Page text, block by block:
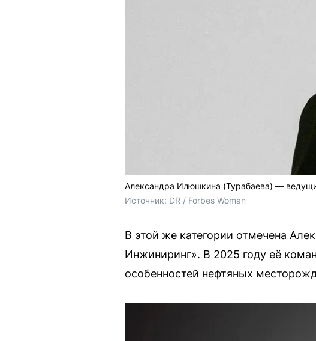
Александра Илюшкина (Турабаева) —
Источник: DR / Forbes Woman
В этой же категории отмечена
Инжиниринг». В 2025 году её
особенностей нефтяных